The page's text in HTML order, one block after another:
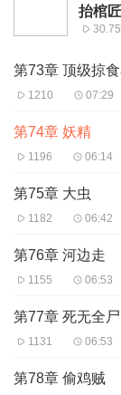
抬棺
第73章 顶级掠
1210 07:29
第74章 妖精
1196 06:14
第75章 大虫
1182 06:42
第76章 河边走
1155 06:53
第77章 死无全尸
1131 06:53
第78章 偷鸡贼